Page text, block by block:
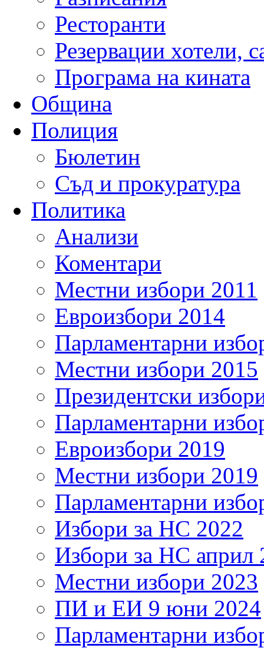
Ресторанти
Резервации хотели,
Програма на кината
Община
Полиция
Бюлетин
Съд и прокуратура
Политика
Анализи
Коментари
Местни избори 2011
Евроизбори 2014
Парламентарни
Местни избори 2015
Президентски
Парламентарни
Евроизбори 2019
Местни избори 2019
Парламентарни
Избори за НС 2022
Избори за НС април
Местни избори 2023
ПИ и ЕИ 9 юни 2024
Парламентарни